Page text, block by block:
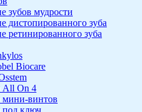
зубов мудрости
дистопированного зуба
ретинированного зуба
Biocare
All On 4
винтов
под ключ